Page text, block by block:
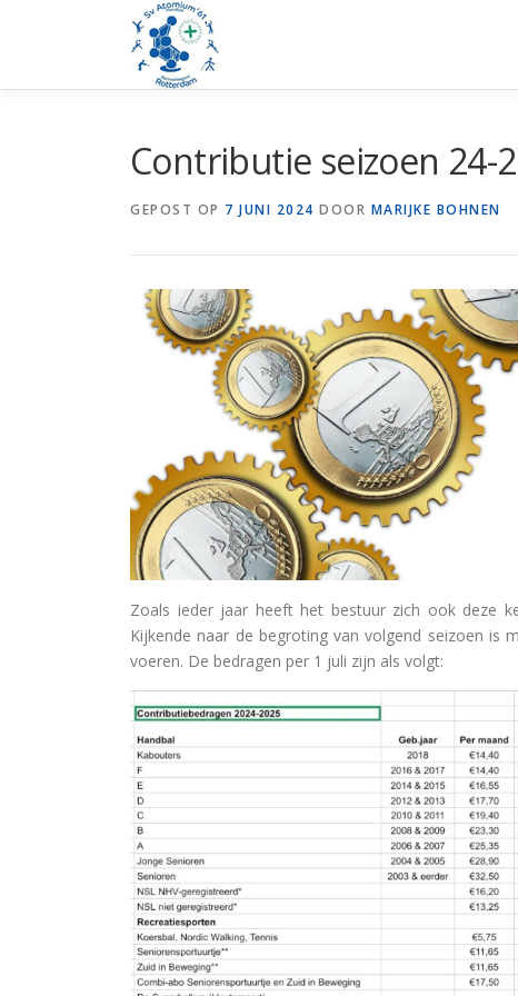
inhoud
Contributie seizoen 24-
GEPOST OP 7 JUNI 2024 DOOR MARIJKE BOHNEN
Zoals ieder jaar heeft het bestuur zich ook deze
Kijkende naar de begroting van volgend seizoen
voeren. De bedragen per 1 juli zijn als volgt: